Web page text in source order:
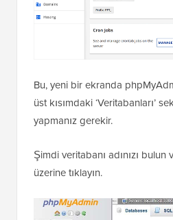
Bu, yeni bir ekranda
üst kısımdaki ‘Veritabanları’
yapmanız gerekir.
Şimdi veritabanı adınızı
üzerine tıklayın.